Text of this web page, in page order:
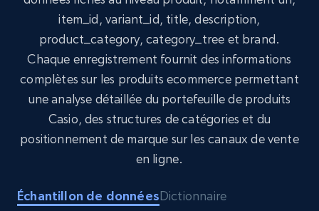
URL, Product id, Title, Product description,
Rating, Reviews count, Initial price, Discount,
and more.
eCommerce
1.3K+ Buy Now
Amazon Walmart
item_id, variant_id, title, description,
product_category, category_tree et brand.
Chaque enregistrement fournit des informations
complètes sur les produits ecommerce permettant
une analyse détaillée du portefeuille de produits
Casio, des structures de catégories et du
positionnement de marque sur les canaux de vente
en ligne.
Échantillon de donnéesDictionnaire